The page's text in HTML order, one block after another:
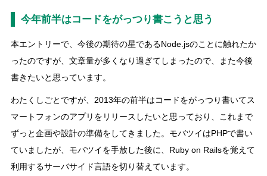
今年前半はコードをがっつり書こうと思う
本エントリーで、今後の期待の星であるNode.jsのことに触れたか
ったのですが、文章量が多くなり過ぎてしまったので、また今後
書きたいと思っています。
わたくしごとですが、2013年の前半はコードをがっつり書いてス
マートフォンのアプリをリリースしたいと思っており、これまで
ずっと企画や設計の準備をしてきました。モバツイはPHPで書い
ていましたが、モバツイを手放した後に、Ruby on Railsを覚えて
利用するサーバサイド言語を切り替えています。